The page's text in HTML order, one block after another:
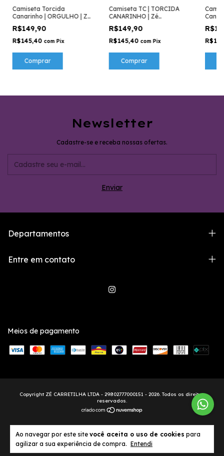
Ao navegar por este site você aceita o uso de cookies para
agilizar a sua experiência de compra. Entendi
Camiseta Torcida
Canarinho | ORGULHO | Zé
R$149,90
R$145,40 com Pix
Comprar
Camiseta TC | TORCIDA
CANARINHO | Zé
R$149,90
R$145,40 com Pix
Comprar
Newsletter
Cadastre-se e receba nossas ofertas.
Departamentos
Entre em contato
Meios de pagamento
Copyright ZÉ CARRETILHA LTDA - 29802777000151 - 2026. Todos os direitos
reservados.